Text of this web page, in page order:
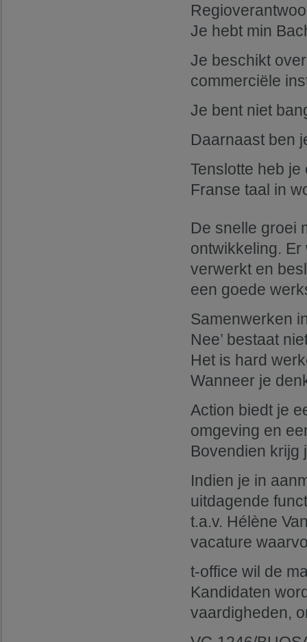
Je hebt min
Je beschikt
commerciële
Je bent niet
Daarnaast ben
Tenslotte heb
Franse taal in
De snelle groei
ontwikkeling.
verwerkt en
een goede
Samenwerken
Nee’ bestaat
Het is hard
Wanneer je
Action biedt je
omgeving en
Bovendien krijg
Indien je in
uitdagende
t.a.v. Hélène
vacature
t-office wil de
Kandidaten
vaardigheden,